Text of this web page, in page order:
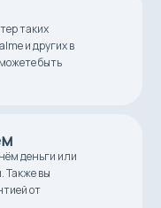
таких
и других в
быть
деньги или
Также вы
от